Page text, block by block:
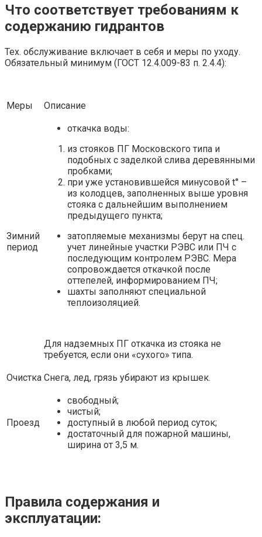
Что соответствует требованиям к
содержанию гидрантов
Тех. обслуживание включает в себя и меры по уходу.
Обязательный минимум (ГОСТ 12.4.009-83 п. 2.4.4):
Меры Описание
Зимний
период
откачка воды:
из стояков ПГ Московского типа и
подобных с заделкой слива деревянными
пробками;
при уже установившейся минусовой t° –
из колодцев, заполненных выше уровня
стояка с дальнейшим выполнением
предыдущего пункта;
затопляемые механизмы берут на спец.
учет линейные участки РЭВС или ПЧ с
последующим контролем РЭВС. Мера
сопровождается откачкой после
оттепелей, информированием ПЧ;
шахты заполняют специальной
теплоизоляцией.
Для надземных ПГ откачка из стояка не
требуется, если они «сухого» типа.
Очистка Снега, лед, грязь убирают из крышек.
Проезд
свободный;
чистый;
доступный в любой период суток;
достаточный для пожарной машины,
ширина от 3,5 м.
Правила содержания и
эксплуатации: